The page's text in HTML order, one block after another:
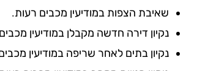
שאיבת הצפות במודיעין מכבים רעות.
נקיון דירה חדשה מקבלן במודיעין
נקיון בתים לאחר שריפה במודיעין